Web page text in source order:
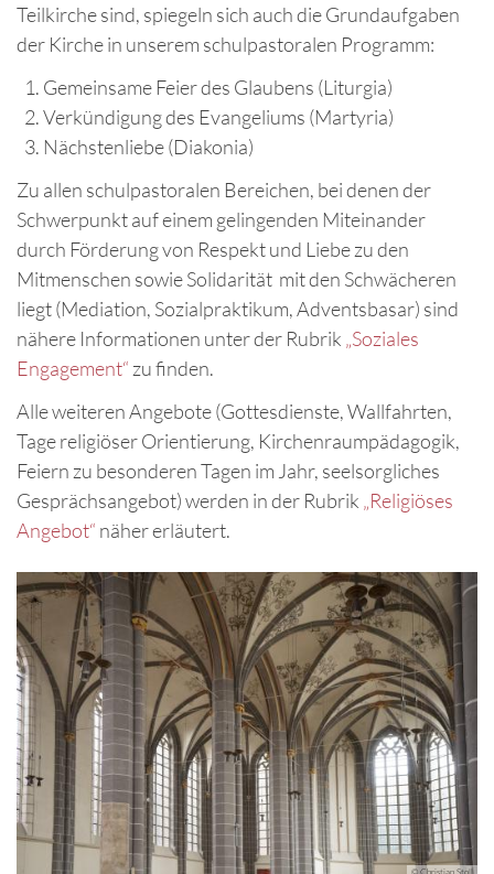
Teilkirche sind, spiegeln sich auch die Grundaufgaben
der Kirche in unserem schulpastoralen Programm:
Gemeinsame Feier des Glaubens (Liturgia)
Verkündigung des Evangeliums (Martyria)
Nächstenliebe (Diakonia)
Zu allen schulpastoralen Bereichen, bei denen der
Schwerpunkt auf einem gelingenden Miteinander
durch Förderung von Respekt und Liebe zu den
Mitmenschen sowie Solidarität mit den Schwächeren
liegt (Mediation, Sozialpraktikum, Adventsbasar) sind
nähere Informationen unter der Rubrik „Soziales
Engagement“ zu finden.
Alle weiteren Angebote (Gottesdienste, Wallfahrten,
Tage religiöser Orientierung, Kirchenraumpädagogik,
Feiern zu besonderen Tagen im Jahr, seelsorgliches
Gesprächsangebot) werden in der Rubrik „Religiöses
Angebot“ näher erläutert.